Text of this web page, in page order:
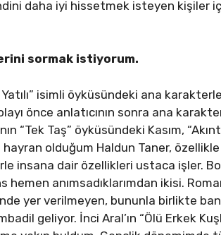
daha iyi hissetmek isteyen kişiler
sormak istiyorum.
isimli öyküsündeki ana
önce anlatıcının sonra ana
“Tek Taş” öyküsündeki Kasım,
olduğum Haldun Taner, özellikle
insana dair özellikleri ustaca işler.
anımsadıklarımdan ikisi.
yer verilmeyen, bununla birlikte
geliyor. İnci Aral’ın “Ölü Erkek